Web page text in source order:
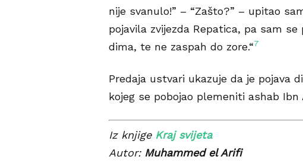
nije svanulo!” – “Zašto?” – upitao
pojavila zvijezda Repatica, pa sam
dima, te ne zaspah do zore.“7
Predaja ustvari ukazuje da je pojava
kojeg se pobojao plemeniti ashab
Iz knjige Kraj svijeta
Autor: Muhammed el Arifi